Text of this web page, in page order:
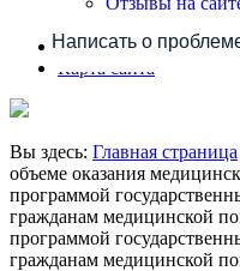
Написать о
Обращения
Вопрос-Ответ
Карта сайта
Вы здесь: Главная страница
объеме оказания
программой
гражданам медицинской
программой
гражданам медицинской